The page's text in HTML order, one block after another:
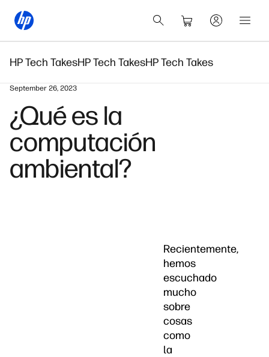
HP Tech TakesHP Tech TakesHP Tech Takes
September 26, 2023
¿Qué es la
computación
ambiental?
Recientemente,
hemos
escuchado
mucho
sobre
cosas
como
la